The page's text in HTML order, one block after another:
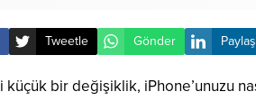
Tweetle Gönder Paylaş
küçük bir değişiklik, iPhone’unuzu